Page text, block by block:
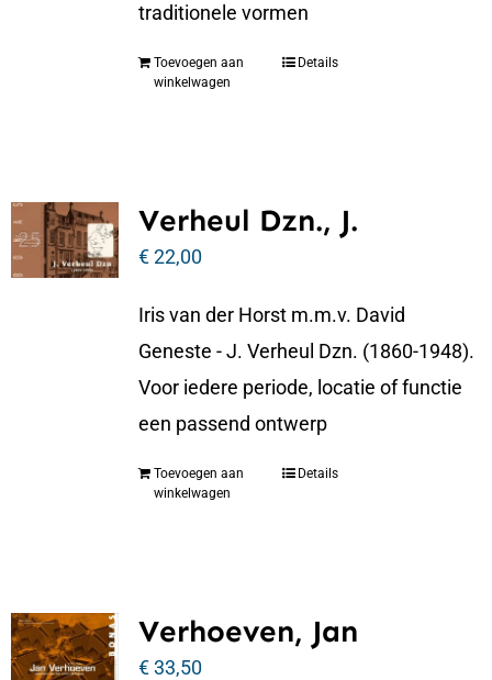
traditionele vormen
Toevoegen aan
winkelwagen
Details
Verheul Dzn., J.
€22,00
Iris van der Horst m.m.v. David
Geneste - J. Verheul Dzn. (1860-1948).
Voor iedere periode, locatie of functie
een passend ontwerp
Toevoegen aan
winkelwagen
Details
Verhoeven, Jan
€33,50